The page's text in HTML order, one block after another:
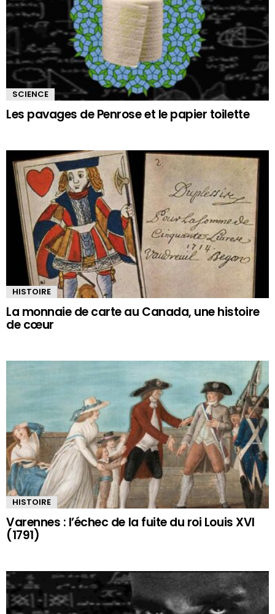
SCIENCE
Les pavages de Penrose et le papier toilette
HISTOIRE
La monnaie de carte au Canada, une histoire
de cœur
HISTOIRE
Varennes : l’échec de la fuite du roi Louis XVI
(1791)